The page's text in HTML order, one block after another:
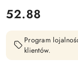
cena:
52.88
Program
klientów.